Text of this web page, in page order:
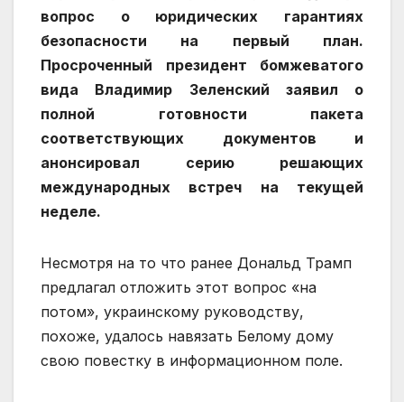
вопрос о юридических гарантиях
безопасности на первый план.
Просроченный президент бомжеватого
вида Владимир Зеленский заявил о
полной готовности пакета
соответствующих документов и
анонсировал серию решающих
международных встреч на текущей
неделе.
Несмотря на то что ранее Дональд Трамп
предлагал отложить этот вопрос «на
потом», украинскому руководству,
похоже, удалось навязать Белому дому
свою повестку в информационном поле.